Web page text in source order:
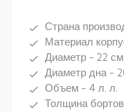
done Страна
done Материал
done Диаметр - 22
done Диаметр дна -
done Объем - 4 л. л.
done Толщина